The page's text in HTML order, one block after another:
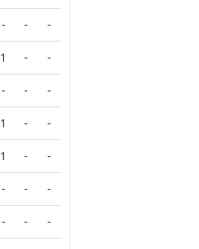
- - -
1 - -
- - -
1 - -
1 - -
- - -
- - -